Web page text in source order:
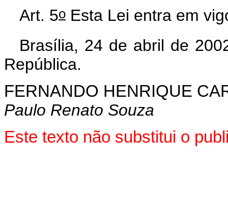
Art. 5o Esta Lei entra em
Brasília, 24 de abril de
República.
FERNANDO HENRIQUE
Paulo Renato Souza
Este texto não substitui o